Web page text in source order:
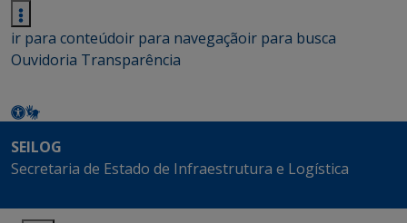
ir para conteúdoir para navegaçãoir para busca
Ouvidoria Transparência
SEILOG
Secretaria de Estado de Infraestrutura e Logística